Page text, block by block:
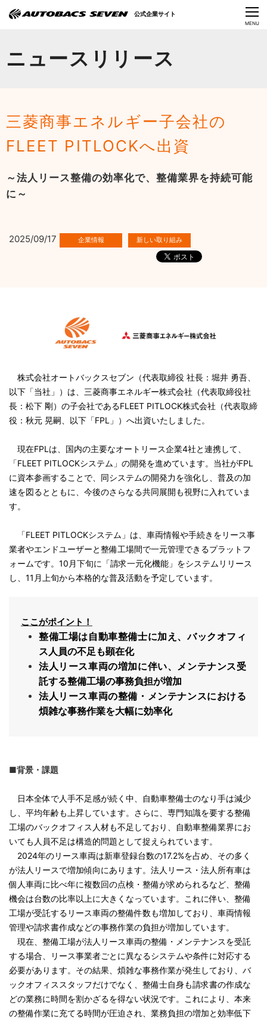
CLOSE
MENU
ニュースリリース
三菱商事エネルギー子会社の
FLEET PITLOCKへ出資
～法人リース整備の効率化で、整備業界を持続可能
に～
2025/09/17
株式会社オートバックスセブン（代表取締役 社長：堀井 勇吾、
以下「当社」）は、三菱商事エネルギー株式会社（代表取締役社
長：松下 剛）の子会社であるFLEET PITLOCK株式会社（代表取締
役：秋元 晃嗣、以下「FPL」）へ出資いたしました。
現在FPLは、国内の主要なオートリース企業4社と連携して、
「FLEET PITLOCKシステム」の開発を進めています。当社がFPL
に資本参画することで、同システムの開発力を強化し、普及の加
速を図るとともに、今後のさらなる共同展開も視野に入れていま
す。
「FLEET PITLOCKシステム」は、車両情報や手続きをリース事
業者やエンドユーザーと整備工場間で一元管理できるプラットフ
ォームです。10月下旬に「請求一元化機能」をシステムリリース
し、11月上旬から本格的な普及活動を予定しています。
ここがポイント！
整備工場は自動車整備士に加え、バックオフィ
ス人員の不足も顕在化
法人リース車両の増加に伴い、メンテナンス受
託する整備工場の事務負担が増加
法人リース車両の整備・メンテナンスにおける
煩雑な事務作業を大幅に効率化
■背景・課題
日本全体で人手不足感が続く中、自動車整備士のなり手は減少
し、平均年齢も上昇しています。さらに、専門知識を要する整備
工場のバックオフィス人材も不足しており、自動車整備業界にお
いても人員不足は構造的問題として捉えられています。
2024年のリース車両は新車登録台数の17.2%を占め、その多く
が法人リースで増加傾向にあります。法人リース・法人所有車は
個人車両に比べ年に複数回の点検・整備が求められるなど、整備
機会は台数の比率以上に大きくなっています。これに伴い、整備
工場が受託するリース車両の整備件数も増加しており、車両情報
管理や請求書作成などの事務作業の負担が増加しています。
現在、整備工場が法人リース車両の整備・メンテナンスを受託
する場合、リース事業者ごとに異なるシステムや条件に対応する
必要があります。その結果、煩雑な事務作業が発生しており、バ
ックオフィススタッフだけでなく、整備士自身も請求書の作成な
どの業務に時間を割かざるを得ない状況です。これにより、本来
の整備作業に充てる時間が圧迫され、業務負担の増加と効率低下
公式企業サイト
サステナビリティ
Language